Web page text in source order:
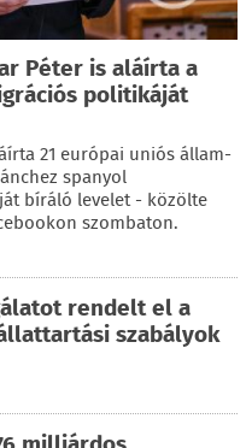
Péter is aláírta a
politikáját
21 európai uniós állam-
spanyol
bíráló levelet - közölte
szombaton.
rendelt el a
szabályok